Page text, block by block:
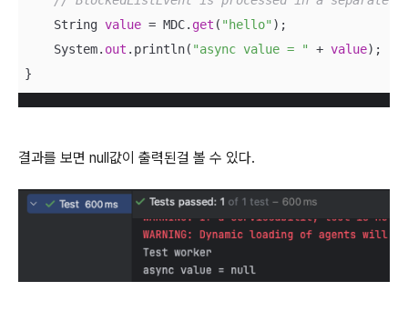
    String
value = MDC. get ( "hello" );
    System.
out .println( "async value = " + value);
}
결과를 보면 null값이 출력된걸 볼 수 있다.